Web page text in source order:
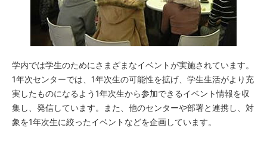
学内では学生のためにさまざまなイベントが実施されています。
1年次センターでは、1年次生の可能性を拡げ、学生生活がより充
実したものになるよう1年次生から参加できるイベント情報を収
集し、発信しています。また、他のセンターや部署と連携し、対
象を1年次生に絞ったイベントなどを企画しています。